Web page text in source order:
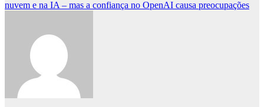
nuvem e na IA – mas a confiança no OpenAI causa preocupações